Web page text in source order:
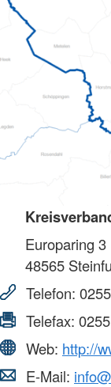
Europaring 3
48565
Telefon:
Telefax:
Web: http://
E-Mail: